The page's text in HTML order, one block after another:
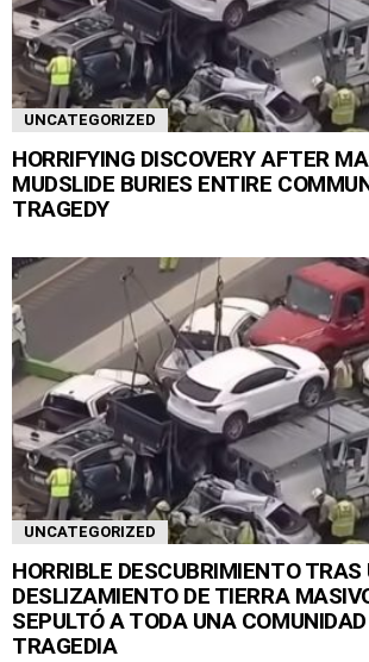
UNCATEGORIZED
HORRIFYING DISCOVERY AFTER
MUDSLIDE BURIES ENTIRE
TRAGEDY
UNCATEGORIZED
HORRIBLE DESCUBRIMIENTO TRAS
DESLIZAMIENTO DE TIERRA
SEPULTÓ A TODA UNA
TRAGEDIA